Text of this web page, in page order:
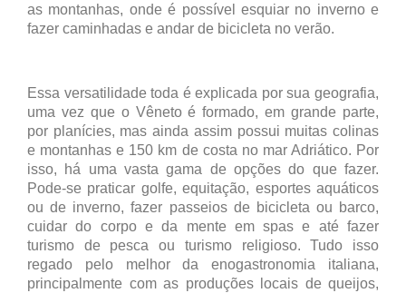
as montanhas, onde é possível esquiar no inverno e
fazer caminhadas e andar de bicicleta no verão.
Essa versatilidade toda é explicada por sua geografia,
uma vez que o Vêneto é formado, em grande parte,
por planícies, mas ainda assim possui muitas colinas
e montanhas e 150 km de costa no mar Adriático. Por
isso, há uma vasta gama de opções do que fazer.
Pode-se praticar golfe, equitação, esportes aquáticos
ou de inverno, fazer passeios de bicicleta ou barco,
cuidar do corpo e da mente em spas e até fazer
turismo de pesca ou turismo religioso. Tudo isso
regado pelo melhor da enogastronomia italiana,
principalmente com as produções locais de queijos,